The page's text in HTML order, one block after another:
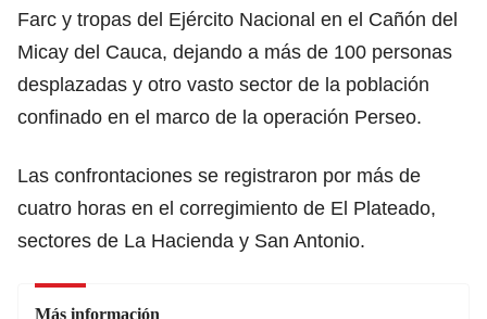
Farc y tropas del Ejército Nacional en el Cañón del
Micay del Cauca, dejando a más de 100 personas
desplazadas y otro vasto sector de la población
confinado en el marco de la operación Perseo.
Las confrontaciones se registraron por más de
cuatro horas en el corregimiento de El Plateado,
sectores de La Hacienda y San Antonio.
Más información